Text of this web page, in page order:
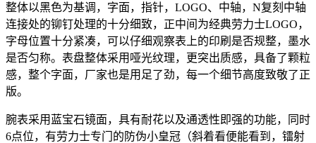
整体以黑色为基调，字面，指针，LOGO、中轴，N复刻中轴
连接处的铆钉处理的十分细致，正中间为经典劳力士LOGO，
字母位置十分紧凑，可以仔细观察表上的印刷是否规整，墨水
是否匀称。表盘整体采用哑光纹理，更突出质感，具备了颗粒
感，整个字面，厂家也是用足了劲，每一个细节高度致敬了正
版。
腕表采用蓝宝石镜面，具有耐花以及通透性即强的功能，同时
6点位，有劳力士专门的防伪小皇冠（斜着看便能看到，镭射